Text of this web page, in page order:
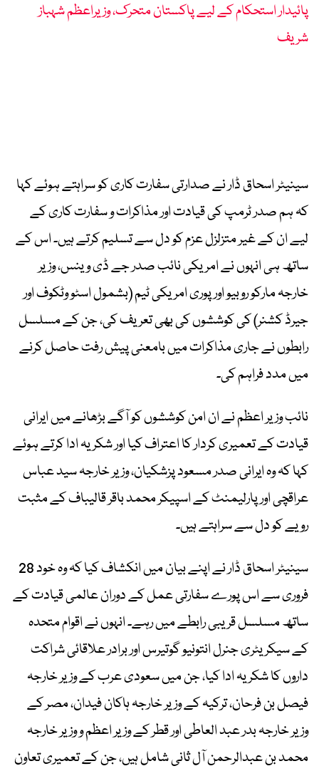
پائیدار استحکام کے لیے پاکستان متحرک، وزیراعظم شہباز
شریف
سینیٹر اسحاق ڈار نے صدارتی سفارت کاری کو سراہتے ہوئے کہا
کہ ہم صدر ٹرمپ کی قیادت اور مذاکرات و سفارت کاری کے
لیے ان کے غیر متزلزل عزم کو دل سے تسلیم کرتے ہیں۔ اس کے
ساتھ ہی انہوں نے امریکی نائب صدر جے ڈی وینس، وزیر
خارجہ مارکو روبیو اور پوری امریکی ٹیم (بشمول اسٹو وٹکوف اور
جیرڈ کشنر) کی کوششوں کی بھی تعریف کی، جن کے مسلسل
رابطوں نے جاری مذاکرات میں بامعنی پیش رفت حاصل کرنے
میں مدد فراہم کی۔
نائب وزیر اعظم نے ان امن کوششوں کو آگے بڑھانے میں ایرانی
قیادت کے تعمیری کردار کا اعتراف کیا اور شکریہ ادا کرتے ہوئے
کہا کہ وہ ایرانی صدر مسعود پزشکیان، وزیر خارجہ سید عباس
عراقچی اور پارلیمنٹ کے اسپیکر محمد باقر قالیباف کے مثبت
رویے کو دل سے سراہتے ہیں۔
سینیٹر اسحاق ڈار نے اپنے بیان میں انکشاف کیا کہ وہ خود 28
فروری سے اس پورے سفارتی عمل کے دوران عالمی قیادت کے
ساتھ مسلسل قریبی رابطے میں رہے۔ انہوں نے اقوام متحدہ
کے سیکریٹری جنرل انتونیو گوتیرس اور برادر علاقائی شراکت
داروں کا شکریہ ادا کیا، جن میں سعودی عرب کے وزیر خارجہ
فیصل بن فرحان، ترکیہ کے وزیر خارجہ ہاکان فیدان، مصر کے
وزیر خارجہ بدر عبد العاطی اور قطر کے وزیر اعظم و وزیر خارجہ
محمد بن عبدالرحمن آل ثانی شامل ہیں، جن کے تعمیری تعاون